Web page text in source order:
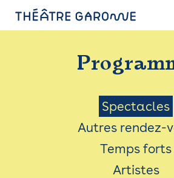
PROGRAMME
INFOS PRATIQUES
AVEC LES PUBLICS
ACCESSIBILITÉ
LES PRODUCTIONS
Menu
Saison
Spectacles
Autres rendez-
Temps forts
Artistes